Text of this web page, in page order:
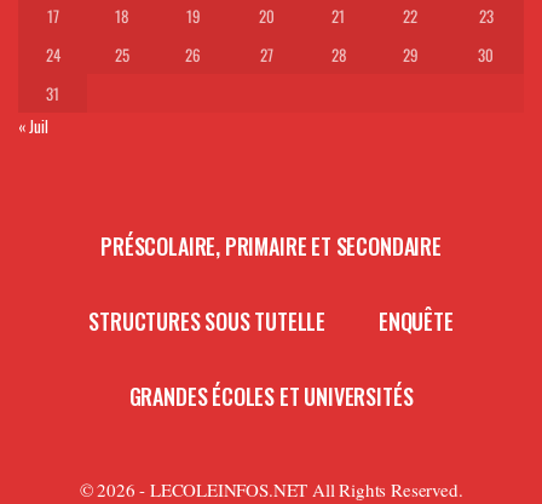
17
18 19 20 21 22
23
24
25 26 27 28 29
30
31
« Juil
PRÉSCOLAIRE, PRIMAIRE ET SECONDAIRE
STRUCTURES SOUS TUTELLE ENQUÊTE
GRANDES ÉCOLES ET UNIVERSITÉS
© 2026 - LECOLEINFOS.NET All Rights Reserved.